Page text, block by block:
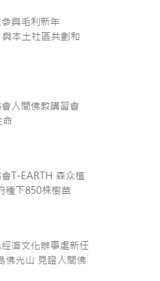
與毛利新年
本土社區共劃和
人間佛教講習會
命
T-EARTH 森众植
種下850株樹苗
濟文化辦事處新任
佛光山 見證人間佛